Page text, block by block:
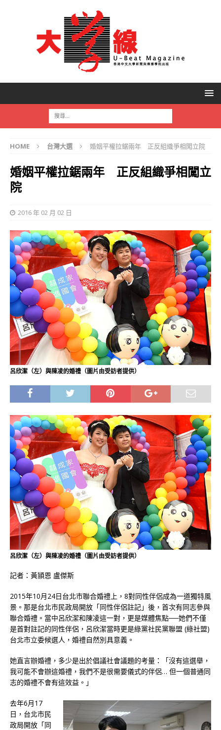
HOME 台灣大選 婚姻平權拉鋸兩年 正反組織爭相闖立院
婚姻平權拉鋸兩年 正反組織爭相闖立
院
2016 年 02 月 02 日
呂欣潔（左）與陳凌的婚禮（圖片由受訪者提供）
呂欣潔（左）與陳凌的婚禮（圖片由受訪者提供）
記者：黃頴恩 盧傑斯
2015年10月24日台北市聯合婚禮上，8對同性伴侶成為一道獨特風
景。那是台北市民政局開放「同性伴侶註記」後，首次有同志參與
聯合婚禮。當中呂欣潔和陳凌這一對，更是媒體焦點──她們不僅
是首對註記的同性伴侶，呂欣潔當時更是綠黨社民黨聯盟 (綠社盟)
台北市立委候選人，婚禮自然別具意義。
她直言辦婚禮，多少是出於倡議社會議題的考量：「沒有這選舉，
我可能不會辦這婚禮，我們不是很需要儀式的伴侶… 但一個普通同
志的婚禮不會有這效益。」
去年6月17
日，台北市民
政局開放「同